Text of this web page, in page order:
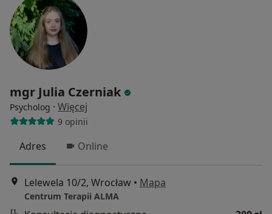
mgr Julia Czerniak
Psycholog · Więcej
9 opinii
Adres Online
Lelewela 10/2, Wrocław • Mapa
Centrum Terapii ALMA